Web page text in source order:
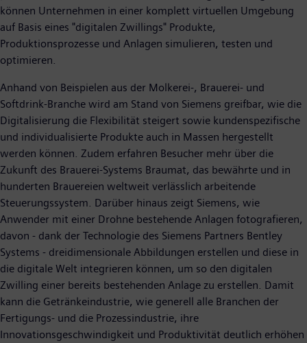
können Unternehmen in einer komplett virtuellen Umgebung
auf Basis eines "digitalen Zwillings" Produkte,
Produktionsprozesse und Anlagen simulieren, testen und
optimieren.
Anhand von Beispielen aus der Molkerei-, Brauerei- und
Softdrink-Branche wird am Stand von Siemens greifbar, wie die
Digitalisierung die Flexibilität steigert sowie kundenspezifische
und individualisierte Produkte auch in Massen hergestellt
werden können. Zudem erfahren Besucher mehr über die
Zukunft des Brauerei-Systems Braumat, das bewährte und in
hunderten Brauereien weltweit verlässlich arbeitende
Steuerungssystem. Darüber hinaus zeigt Siemens, wie
Anwender mit einer Drohne bestehende Anlagen fotografieren,
davon - dank der Technologie des Siemens Partners Bentley
Systems - dreidimensionale Abbildungen erstellen und diese in
die digitale Welt integrieren können, um so den digitalen
Zwilling einer bereits bestehenden Anlage zu erstellen. Damit
kann die Getränkeindustrie, wie generell alle Branchen der
Fertigungs- und die Prozessindustrie, ihre
Innovationsgeschwindigkeit und Produktivität deutlich erhöhen